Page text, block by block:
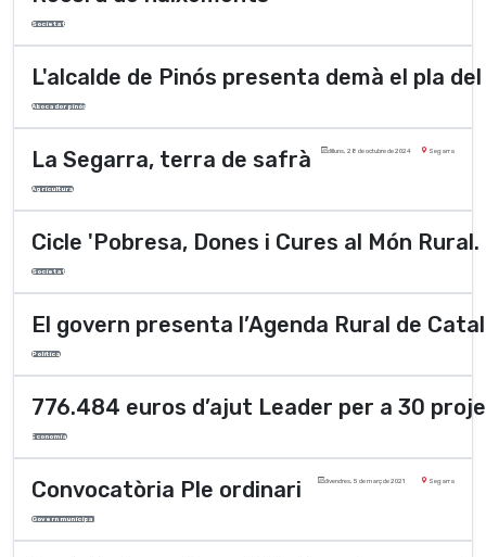
Societat
L'alcalde de Pinós presenta demà el pla
Abocador pinós
La Segarra, terra de safrà dilluns, 28 de octubre de 2024 Segarra
Agricultura
Cicle 'Pobresa, Dones i Cures al Món
Societat
El govern presenta l’Agenda Rural de
Polí­tica
776.484 euros d’ajut Leader per a 30
Economia
Convocatòria Ple ordinari divendres, 5 de març de 2021 Segarra
Govern municipal